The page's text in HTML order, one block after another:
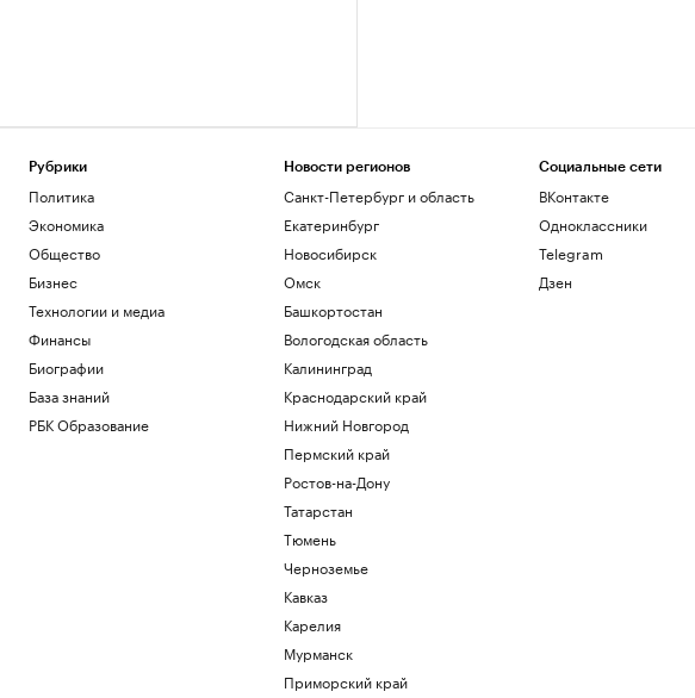
Рубрики
Политика
Экономика
Общество
Бизнес
Технологии и медиа
Финансы
Биографии
База знаний
РБК Образование
Новости регионов
Санкт-Петербург и область
Екатеринбург
Новосибирск
Омск
Башкортостан
Вологодская область
Калининград
Краснодарский край
Нижний Новгород
Пермский край
Ростов-на-Дону
Татарстан
Тюмень
Черноземье
Кавказ
Карелия
Мурманск
Приморский край
Социальные сети
ВКонтакте
Одноклассники
Telegram
Дзен